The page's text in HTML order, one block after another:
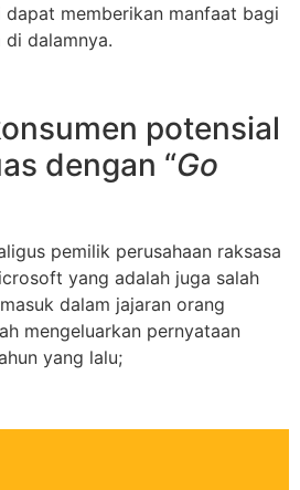
memberikan manfaat bagi
dalamnya.
potensial
dengan “Go
pemilik perusahaan raksasa
yang adalah juga salah
dalam jajaran orang
mengeluarkan pernyataan
yang lalu;